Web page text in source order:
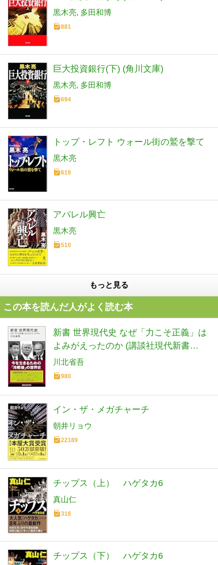
黒木亮 多田和博
881
巨大投資銀行(下) (角川文庫)
黒木亮 多田和博
694
トップ・レフト ウォール街の鷲を撃て
黒木亮
619
アパレル興亡
黒木亮
510
もっと見る
この本を読んだ人がよく読む本
新書 世界現代史 なぜ「力こそ正義」は
よみがえったのか (講談社現代新書
2798)
川北省吾
980
イン・ザ・メガチャーチ
朝井リョウ
22189
チップス（上） ハゲタカ6
真山仁
318
チップス（下） ハゲタカ6